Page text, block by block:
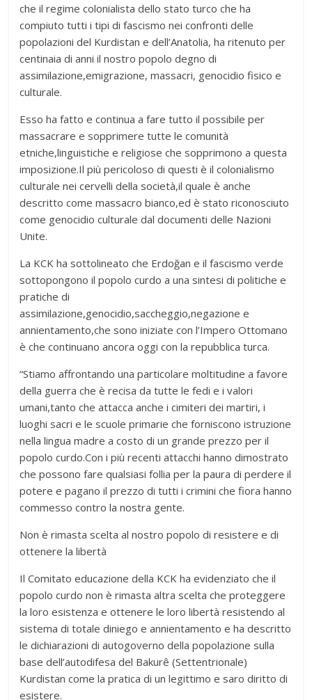
che il regime colonialista dello stato turco che ha
compiuto tutti i tipi di fascismo nei confronti delle
popolazioni del Kurdistan e dell’Anatolia, ha ritenuto per
centinaia di anni il nostro popolo degno di
assimilazione,emigrazione, massacri, genocidio fisico e
culturale.
Esso ha fatto e continua a fare tutto il possibile per
massacrare e sopprimere tutte le comunità
etniche,linguistiche e religiose che sopprimono a questa
imposizione.Il più pericoloso di questi è il colonialismo
culturale nei cervelli della società,il quale è anche
descritto come massacro bianco,ed è stato riconosciuto
come genocidio culturale dal documenti delle Nazioni
Unite.
La KCK ha sottolineato che Erdoğan e il fascismo verde
sottopongono il popolo curdo a una sintesi di politiche e
pratiche di
assimilazione,genocidio,saccheggio,negazione e
annientamento,che sono iniziate con l’Impero Ottomano
è che continuano ancora oggi con la repubblica turca.
“Stiamo affrontando una particolare moltitudine a favore
della guerra che è recisa da tutte le fedi e i valori
umani,tanto che attacca anche i cimiteri dei martiri, i
luoghi sacri e le scuole primarie che forniscono istruzione
nella lingua madre a costo di un grande prezzo per il
popolo curdo.Con i più recenti attacchi hanno dimostrato
che possono fare qualsiasi follia per la paura di perdere il
potere e pagano il prezzo di tutti i crimini che fiora hanno
commesso contro la nostra gente.
Non è rimasta scelta al nostro popolo di resistere e di
ottenere la libertà
Il Comitato educazione della KCK ha evidenziato che il
popolo curdo non è rimasta altra scelta che proteggere
la loro esistenza e ottenere le loro libertà resistendo al
sistema di totale diniego e annientamento e ha descritto
le dichiarazioni di autogoverno della popolazione sulla
base dell’autodifesa del Bakurê (Settentrionale)
Kurdistan come la pratica di un legittimo e saro diritto di
esistere.